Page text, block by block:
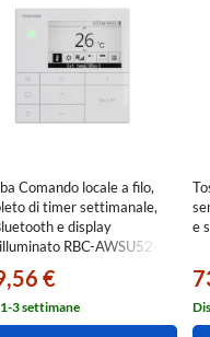
Comando locale a filo,
di timer settimanale,
e display
RBC-AWSU52-E
€
3 settimane
e